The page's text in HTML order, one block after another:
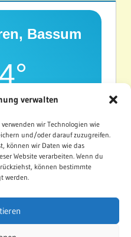
verwalten
wir Technologien wie
und/oder darauf zuzugreifen.
können wir Daten wie das
Website verarbeiten. Wenn du
können bestimmte
werden.
Bassum
Windgeschwindigkeit
11.9Km/h
DIE
22°